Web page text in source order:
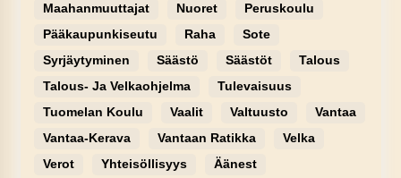
Maahanmuuttajat
Nuoret
Peruskoulu
Pääkaupunkiseutu
Raha
Sote
Syrjäytyminen
Säästö Säästöt
Talous
Talous- Ja Velkaohjelma
Tulevaisuus
Tuomelan Koulu
Vaalit Valtuusto
Vantaa
Vantaa-Kerava
Vantaan Ratikka
Velka
Verot
Yhteisöllisyys Äänest